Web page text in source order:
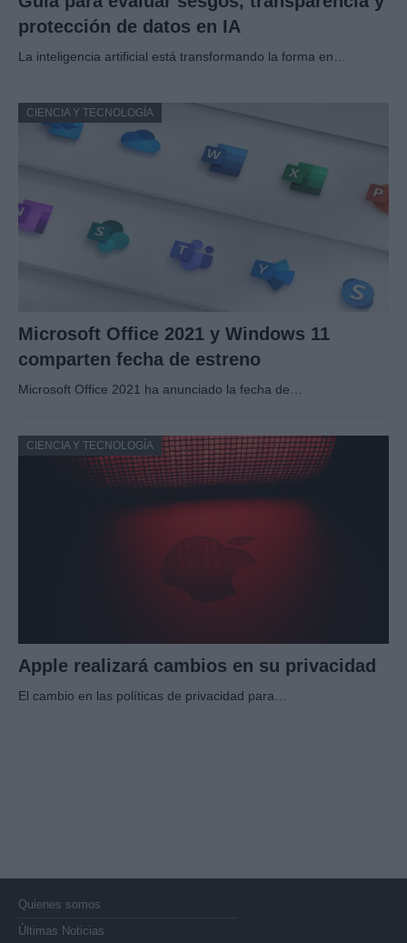
protección de datos en IA
La inteligencia artificial está transformando la forma en…
CIENCIA Y TECNOLOGÍA
Microsoft Office 2021 y Windows 11
comparten fecha de estreno
Microsoft Office 2021 ha anunciado la fecha de…
CIENCIA Y TECNOLOGÍA
Apple realizará cambios en su privacidad
El cambio en las políticas de privacidad para…
Quienes somos
Últimas Noticias